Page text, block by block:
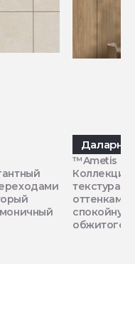
Даларна
™Ametis by
Коллекция
текстура
обжитого